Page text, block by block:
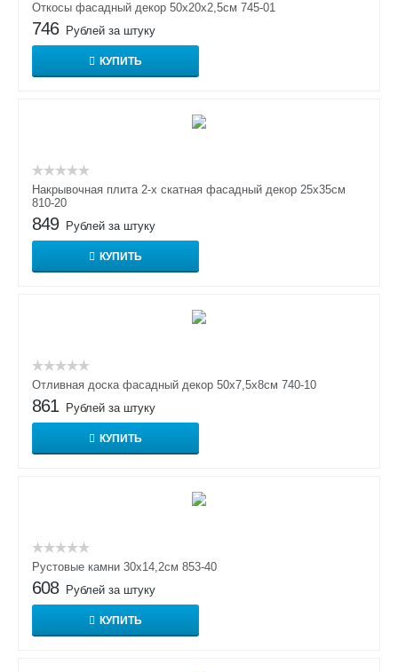
Откосы фасадный декор 50x20x2,5см 745-01
746 Рублей за штуку
КУПИТЬ
Накрывочная плита 2-х скатная фасадный декор 25х35см
810-20
849 Рублей за штуку
КУПИТЬ
Отливная доска фасадный декор 50х7,5х8см 740-10
861 Рублей за штуку
КУПИТЬ
Рустовые камни 30х14,2см 853-40
608 Рублей за штуку
КУПИТЬ